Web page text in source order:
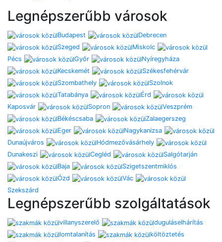
Legnépszerűbb városok
Budapest
Debrecen
Szeged
Miskolc
Pécs
Győr
Nyíregyháza
Kecskemét
Székesfehérvár
Szombathely
Szolnok
Tatabánya
Érd
Kaposvár
Sopron
Veszprém
Békéscsaba
Zalaegerszeg
Eger
Nagykanizsa
Dunaújváros
Hódmezővásárhely
Dunakeszi
Cegléd
Salgótarján
Baja
Szigetszentmiklós
Ózd
Vác
Szekszárd
Legnépszerűbb szolgáltatások
villanyszerelő
duguláselhárítás
lomtalanítás
költöztetés